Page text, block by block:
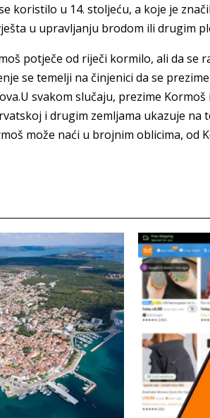
koristilo u 14. stoljeću, a koje je
u upravljanju brodom ili drugim
potječe od riječi kormilo, ali da se
se temelji na činjenici da se
svakom slučaju, prezime
i drugim zemljama ukazuje na
može naći u brojnim oblicima, od